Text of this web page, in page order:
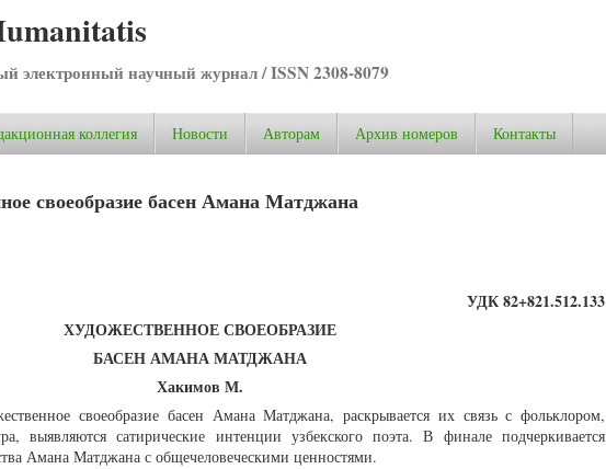
электронный научный журнал / ISSN 2308-8079
коллегия Новости Авторам Архив номеров Контакты
своеобразие басен Амана Матджана
УДК 82+821.512.133
ХУДОЖЕСТВЕННОЕ СВОЕОБРАЗИЕ
БАСЕН АМАНА МАТДЖАНА
Хакимов М.
своеобразие басен Амана Матджана, раскрывается их связь с фольклором,
выявляются сатирические интенции узбекского поэта. В финале подчеркивается
Амана Матджана с общечеловеческими ценностями.